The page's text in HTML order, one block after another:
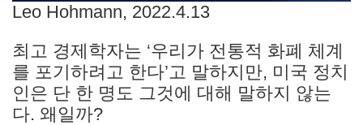
Leo Hohmann, 2022.4.13
최고 경제학자는 ‘우리가 전통적 화폐 체계
를 포기하려고 한다’고 말하지만, 미국 정치
인은 단 한 명도 그것에 대해 말하지 않는
다. 왜일까?